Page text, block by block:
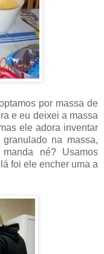
por massa de
e eu deixei a massa
ele adora inventar
na massa,
né? Usamos
foi ele encher uma a